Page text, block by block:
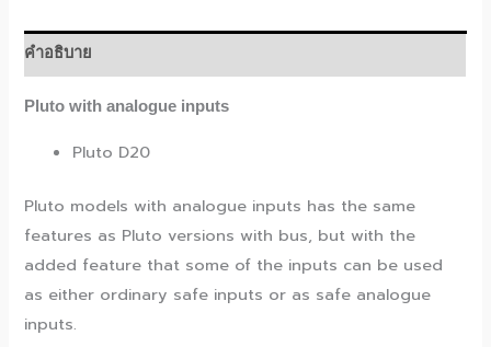
คำอธิบาย
Pluto with analogue inputs
Pluto D20
Pluto models with analogue inputs has the same
features as Pluto versions with bus, but with the
added feature that some of the inputs can be used
as either ordinary safe inputs or as safe analogue
inputs.